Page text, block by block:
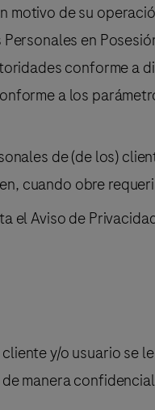
de su
en
conforme a
a los
de (de los)
cuando obre
Aviso de
y/o usuario se
manera